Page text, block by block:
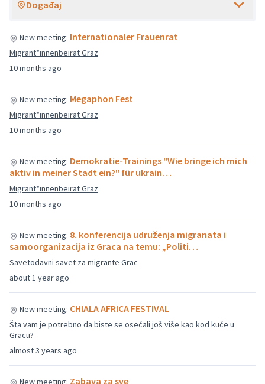
Događaj
10 months ago
New meeting: Internationaler Frauenrat
Migrant*innenbeirat Graz
10 months ago
New meeting: Megaphon Fest
Migrant*innenbeirat Graz
10 months ago
New meeting: Demokratie-Trainings "Wie bringe ich mich
aktiv in meiner Stadt ein?" für ukrain…
Migrant*innenbeirat Graz
about 1 year ago
New meeting: 8. konferencija udruženja migranata i
samoorganizacija iz Graca na temu: „Politi…
Savetodavni savet za migrante Grac
almost 3 years ago
New meeting: CHIALA AFRICA FESTIVAL
Šta vam je potrebno da biste se osećali još više kao kod kuće u
Gracu?
New meeting: Zabava za sve